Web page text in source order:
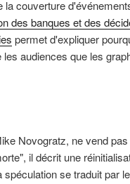
la couverture
des banques et des
permet d'expliquer
audiences que les
Novogratz, ne vend
il décrit une
spéculation se traduit par